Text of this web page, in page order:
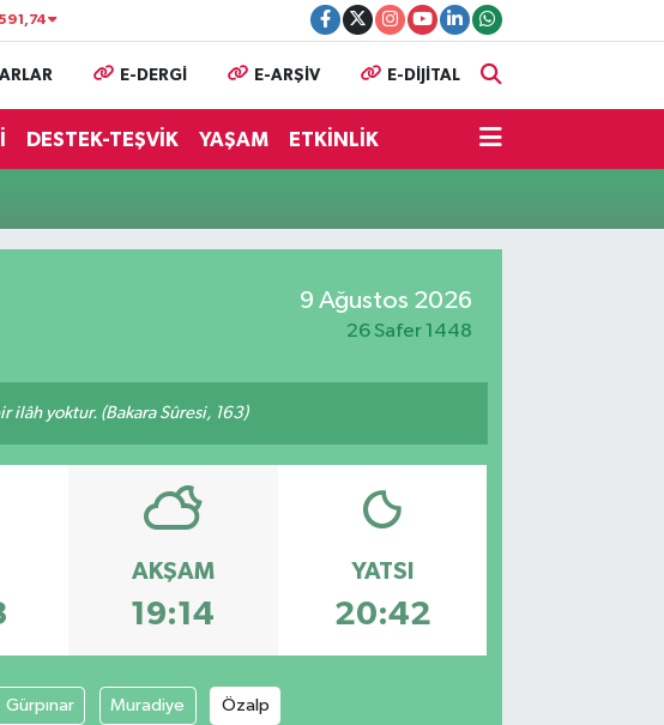
E-DERGİ E-ARŞİV E-DİJİTAL
DESTEK-TEŞVİK YAŞAM ETKİNLİK
9 Ağustos 2026
26 Safer 1448
ilâh yoktur. (Bakara Sûresi, 163)
AKŞAM
19:14
YATSI
20:42
Gürpınar Muradiye Özalp